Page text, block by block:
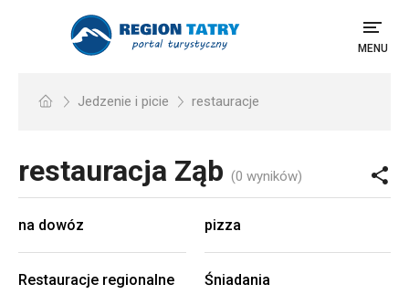
MENU
Jedzenie i picie restauracje
restauracja Ząb (0 wyników)
na dowóz pizza
Restauracje regionalne Śniadania